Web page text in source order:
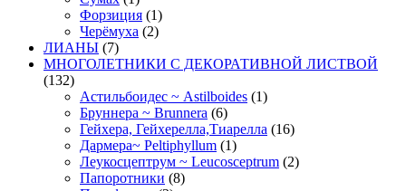
Форзиция (1)
Черёмуха (2)
ЛИАНЫ (7)
МНОГОЛЕТНИКИ С ДЕКОРАТИВНОЙ ЛИСТВОЙ
(132)
Астильбоидес ~ Astilboides (1)
Бруннера ~ Brunnera (6)
Гейхера, Гейхерелла,Тиарелла (16)
Дармера~ Peltiphyllum (1)
Леукосцептрум ~ Leucosceptrum (2)
Папоротники (8)